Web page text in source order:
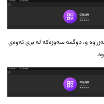
و، دوگمە سەوزەکە لە بری ئەوەی